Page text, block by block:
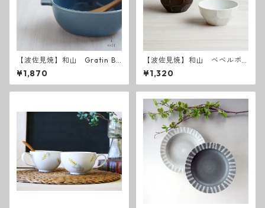
【波佐見焼】和山 Gratin Bo
wl グラタン皿
¥1,870
【波佐見焼】和山 ベベルボ
ウル M
¥1,320